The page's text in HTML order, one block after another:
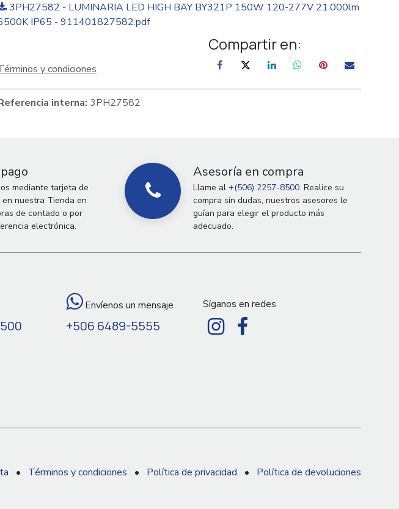
3PH27582 - LUMINARIA LED HIGH BAY BY321P 150W 120-277V 21.000lm
IP65 - 911401827582.pdf
y condiciones
Compartir en:
interna: 3PH27582
mediante tarjeta de
nuestra Tienda en
de contado o por
electrónica.
Asesoría en compra
Llame al+(506) 2257-8500. Realice su
compra sin dudas, nuestros asesores le
guían para elegir el producto más
adecuado.
Envíenos un mensaje
+506 6489-5555
Síganos en redes
• Términos y condiciones • Política de privacidad • Política de devoluciones